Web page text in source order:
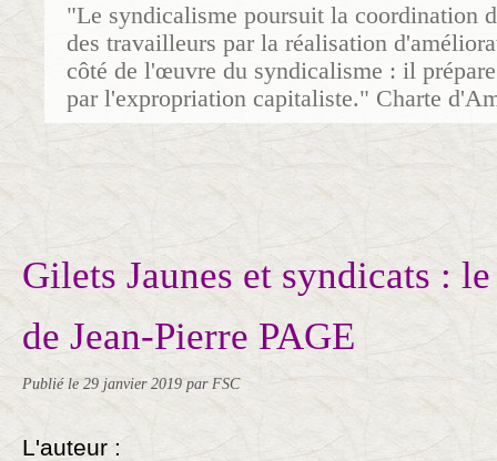
"Le syndicalisme poursuit la coordination
des travailleurs par la réalisation
côté de l'œuvre du syndicalisme : il
par l'expropriation capitaliste." Charte
Gilets Jaunes et syndicats :
de Jean-Pierre PAGE
Publié le 29 janvier 2019 par FSC
L'auteur :